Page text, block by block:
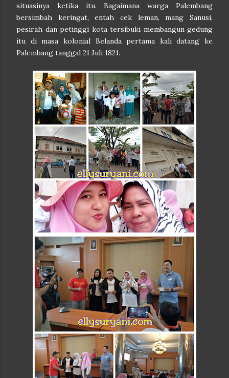
situasinya ketika itu. Bagaimana warga Palembang
bersimbah keringat, entah cek leman, mang Sanusi,
pesirah dan petinggi kota tersibuki membangun gedung
itu di masa kolonial Belanda pertama kali datang ke
Palembang tanggal 21 Juli 1821.